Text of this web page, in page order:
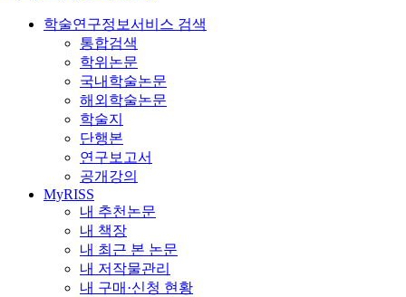
학술연구정보서비스 검색
통합검색
학위논문
국내학술논문
해외학술논문
학술지
단행본
연구보고서
공개강의
MyRISS
내 추천논문
내 책장
내 최근 본 논문
내 저작물관리
내 구매·신청 현황